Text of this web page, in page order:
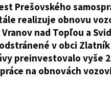
Prešovského
realizuje obnovu
nad Topľou a
v obci Zlatník
preinvestovalo vyše
na obnovách